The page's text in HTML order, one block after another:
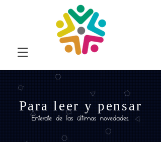
Para leer y pensar
Enterate de las últimas novedades.